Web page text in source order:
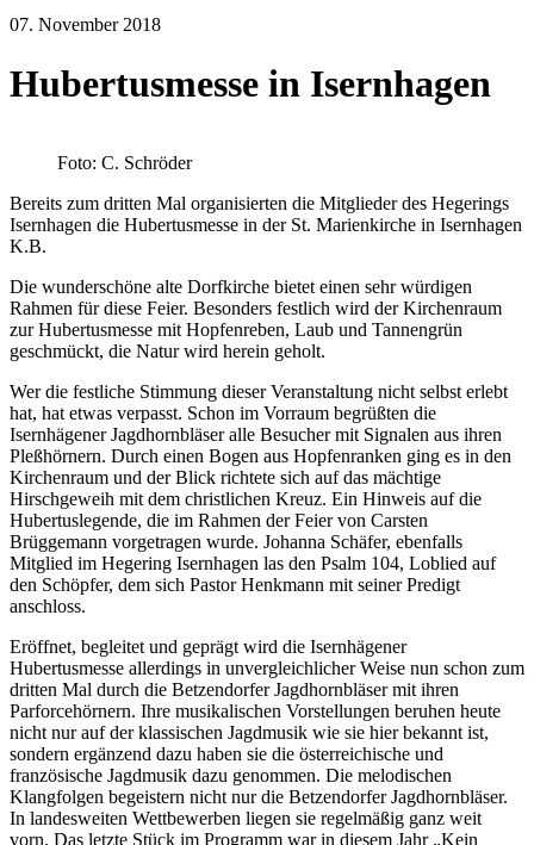
07. November 2018
Hubertusmesse in Isernhagen
Foto: C. Schröder
Bereits zum dritten Mal organisierten die Mitglieder des Hegerings
Isernhagen die Hubertusmesse in der St. Marienkirche in Isernhagen
K.B.
Die wunderschöne alte Dorfkirche bietet einen sehr würdigen
Rahmen für diese Feier. Besonders festlich wird der Kirchenraum
zur Hubertusmesse mit Hopfenreben, Laub und Tannengrün
geschmückt, die Natur wird herein geholt.
Wer die festliche Stimmung dieser Veranstaltung nicht selbst erlebt
hat, hat etwas verpasst. Schon im Vorraum begrüßten die
Isernhägener Jagdhornbläser alle Besucher mit Signalen aus ihren
Pleßhörnern. Durch einen Bogen aus Hopfenranken ging es in den
Kirchenraum und der Blick richtete sich auf das mächtige
Hirschgeweih mit dem christlichen Kreuz. Ein Hinweis auf die
Hubertuslegende, die im Rahmen der Feier von Carsten
Brüggemann vorgetragen wurde. Johanna Schäfer, ebenfalls
Mitglied im Hegering Isernhagen las den Psalm 104, Loblied auf
den Schöpfer, dem sich Pastor Henkmann mit seiner Predigt
anschloss.
Eröffnet, begleitet und geprägt wird die Isernhägener
Hubertusmesse allerdings in unvergleichlicher Weise nun schon zum
dritten Mal durch die Betzendorfer Jagdhornbläser mit ihren
Parforcehörnern. Ihre musikalischen Vorstellungen beruhen heute
nicht nur auf der klassischen Jagdmusik wie sie hier bekannt ist,
sondern ergänzend dazu haben sie die österreichische und
französische Jagdmusik dazu genommen. Die melodischen
Klangfolgen begeistern nicht nur die Betzendorfer Jagdhornbläser.
In landesweiten Wettbewerben liegen sie regelmäßig ganz weit
vorn. Das letzte Stück im Programm war in diesem Jahr „Kein